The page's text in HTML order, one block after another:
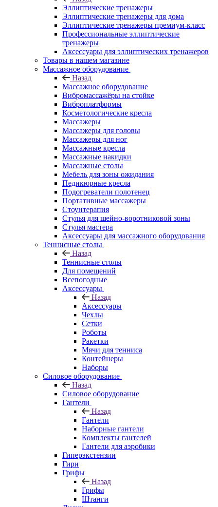
Эллиптические тренажеры
Эллиптические тренажеры для дома
Эллиптические тренажеры премиум-класс
Профессиональные эллиптические
тренажеры
Аксессуары для эллиптических тренажеров
Товары в нашем магазине
Массажное оборудование
Назад
Массажное оборудование
Вибромассажёры на стойке
Виброплатформы
Косметологические кресла
Массажеры
Массажеры для головы
Массажеры для ног
Массажные кресла
Массажные накидки
Массажные столы
Мебель для зоны ожидания
Педикюрные кресла
Подогреватели полотенец
Портативные массажеры
Стоунтерапия
Стулья для шейно-воротниковой зоны
Стулья мастера
Аксессуары для массажного оборудования
Теннисные столы
Назад
Теннисные столы
Для помещений
Всепогодные
Аксессуары
Назад
Аксессуары
Чехлы
Сетки
Роботы
Ракетки
Мячи для тенниса
Контейнеры
Наборы
Силовое оборудование
Назад
Силовое оборудование
Гантели
Назад
Гантели
Наборные гантели
Комплекты гантелей
Гантели для аэробики
Гиперэкстензии
Гири
Грифы
Назад
Грифы
Штанги